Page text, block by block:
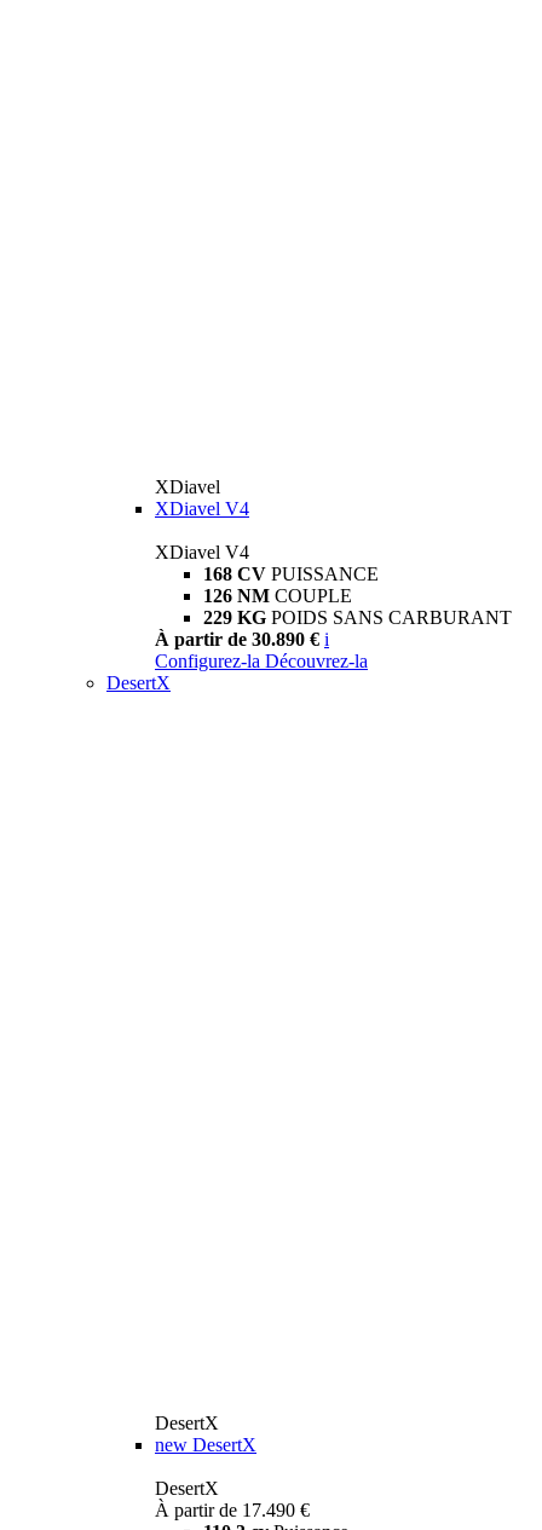
XDiavel
XDiavel V4
XDiavel V4
168 CV PUISSANCE
126 NM COUPLE
229 KG POIDS SANS CARBURANT
À partir de 30.890 € i
Configurez-la Découvrez-la
DesertX
DesertX
new DesertX
DesertX
À partir de 17.490 €